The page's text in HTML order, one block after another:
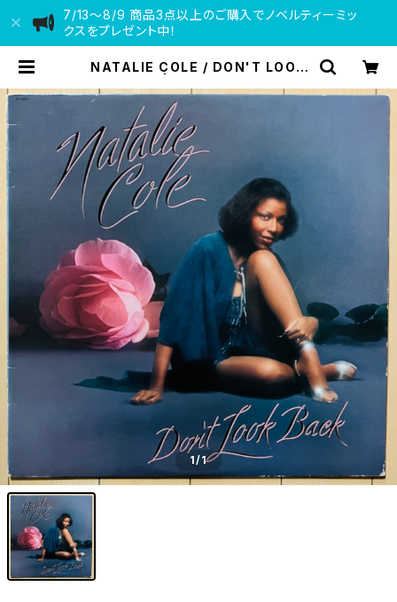
7/13〜8/9 商品3点以上のご購入でノベルティーミッ
クスをプレゼント中！
NATALIE COLE / DON'T LOOK
1/1